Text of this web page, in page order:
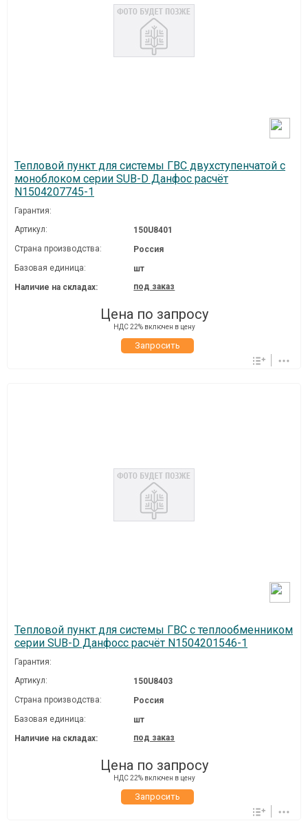
Тепловой пункт для системы ГВС двухступенчатой с
моноблоком серии SUB-D Данфос расчёт
N1504207745-1
Гарантия:
Артикул:
150U8401
Страна производства:
Россия
Базовая единица:
шт
Наличие на складах:
под заказ
Цена по запросу
НДС 22% включен в цену
Запросить
Тепловой пункт для системы ГВС с теплообменником
серии SUB-D Данфосс расчёт N1504201546-1
Гарантия:
Артикул:
150U8403
Страна производства:
Россия
Базовая единица:
шт
Наличие на складах:
под заказ
Цена по запросу
НДС 22% включен в цену
Запросить